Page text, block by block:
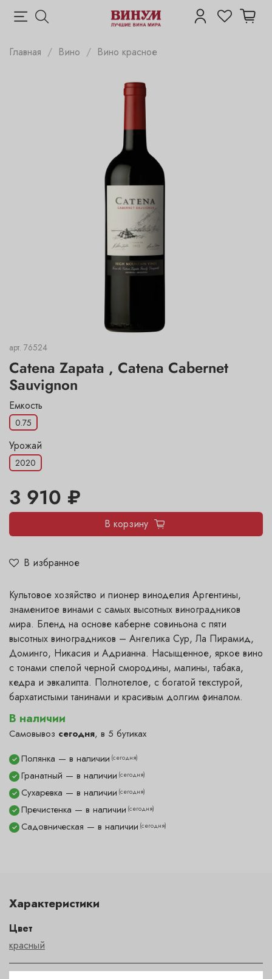
Главная Вино Вино красное
арт. 76524
Catena Zapata , Catena Cabernet
Sauvignon
В избранное
Емкость
0.75
Урожай
2020
3 910 ₽
В корзину
В наличии
Самовывоз сегодня, в 5 бутиках
✓ Гранатный — в наличии (сегодня)
✓ Полянка — в наличии (сегодня)
✓ Пречистенка — в наличии (сегодня)
✓ Садовническая — в наличии (сегодня)
✓ Сухаревка — в наличии (сегодня)
Культовое хозяйство и пионер виноделия Аргентины,
знаменитое винами с самых высотных виноградников
мира. Бленд на основе каберне совиньона с пяти
высотных виноградников – Ангелика Сур, Ла Пирамид,
Доминго, Никасия и Адрианна. Насыщенное, яркое вино
с тонами спелой черной смородины, малины, табака,
кедра и эвкалипта. Полнотелое, с богатой текстурой,
бархатистыми танинами и красивым долгим финалом.
Характеристики
Цвет
красный